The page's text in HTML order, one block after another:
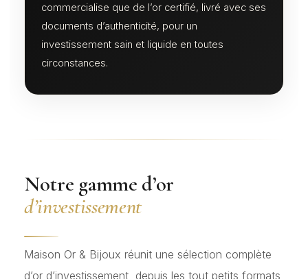
commercialise que de l’or certifié, livré avec ses
documents d’authenticité, pour un
investissement sain et liquide en toutes
circonstances.
Notre gamme d’or
d’investissement
Maison Or & Bijoux réunit une sélection complète
d’or d’investissement, depuis les tout petits formats